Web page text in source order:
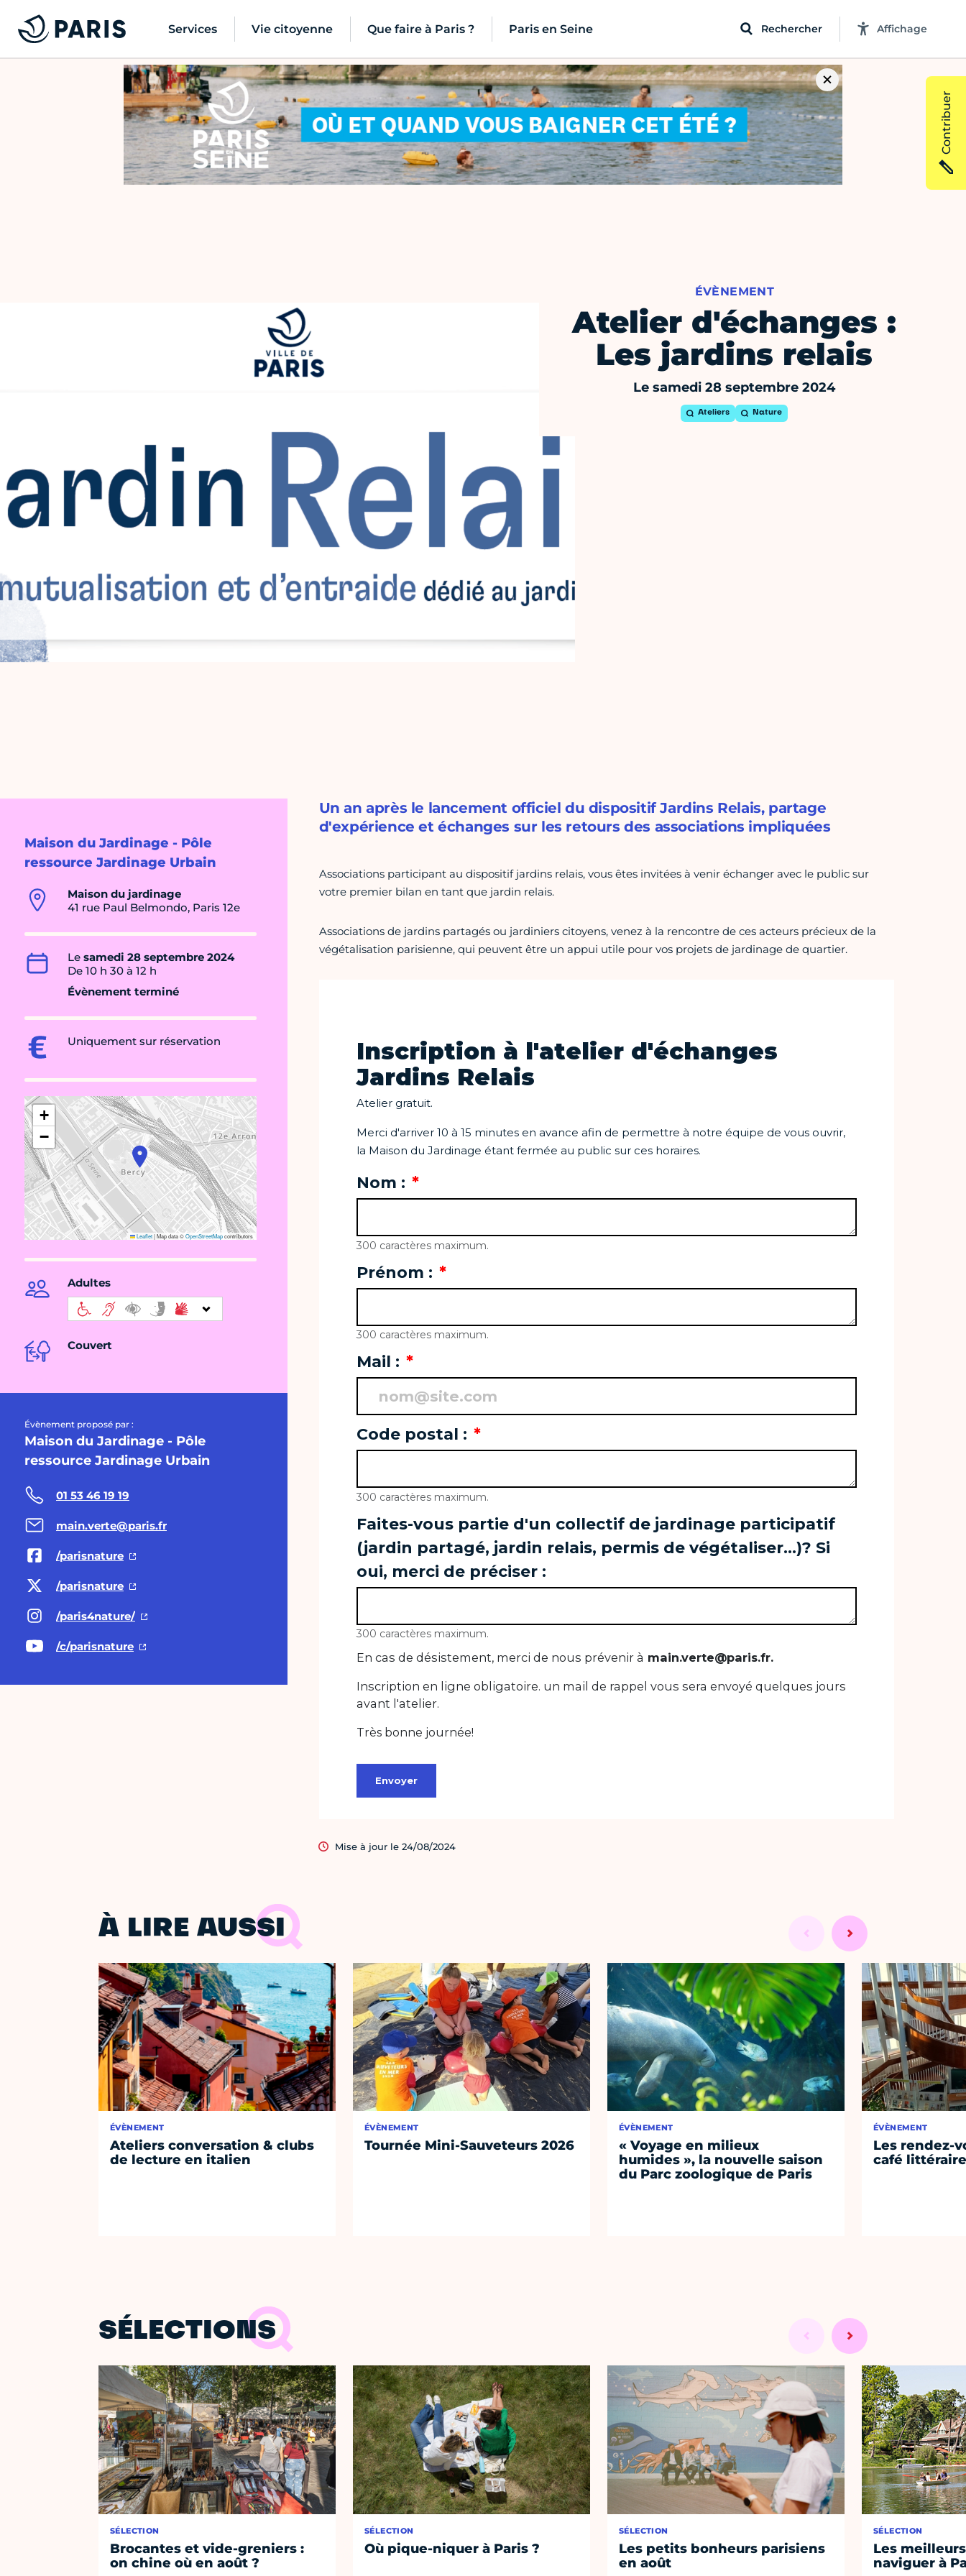
Services Vie citoyenne Que faire à Paris ? Paris en Seine Rechercher Affichage
ÉVÈNEMENT
Atelier d'échanges :
Les jardins relais
Le samedi 28 septembre 2024
Ateliers Nature
Maison du Jardinage - Pôle
ressource Jardinage Urbain
Maison du jardinage
41 rue Paul Belmondo, Paris 12e
Le samedi 28 septembre 2024
De 10 h 30 à 12 h
Évènement terminé
Uniquement sur réservation
+
−
Leaflet|Map data ©OpenStreetMapcontributors
Adultes
Couvert
Évènement proposé par :
Maison du Jardinage - Pôle
ressource Jardinage Urbain
01 53 46 19 19
main.verte@paris.fr
/parisnature
/parisnature
/paris4nature/
/c/parisnature
Un an après le lancement officiel du dispositif Jardins Relais, partage
d'expérience et échanges sur les retours des associations impliquées
Associations participant au dispositif jardins relais, vous êtes invitées à venir échanger avec le public sur
votre premier bilan en tant que jardin relais.
Associations de jardins partagés ou jardiniers citoyens, venez à la rencontre de ces acteurs précieux de la
végétalisation parisienne, qui peuvent être un appui utile pour vos projets de jardinage de quartier.
Mise à jour le 24/08/2024
À LIRE AUSSI
ÉVÈNEMENT
Ateliers conversation & clubs
de lecture en italien
ÉVÈNEMENT
Tournée Mini-Sauveteurs 2026
ÉVÈNEMENT
« Voyage en milieux
humides », la nouvelle saison
du Parc zoologique de Paris
ÉVÈNEMENT
Les rendez-
café
SÉLECTIONS
SÉLECTION
Brocantes et vide-greniers :
on chine où en août ?
SÉLECTION
Où pique-niquer à Paris ?
SÉLECTION
Les petits bonheurs parisiens
en août
SÉLECTION
Les
naviguer à
Contribuer